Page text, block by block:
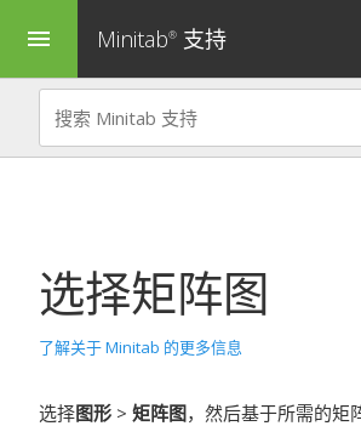
menu Minitab® 支持
选择矩阵图
了解关于 Minitab 的更多信息
选择图形 > 矩阵图，然后基于所需的矩